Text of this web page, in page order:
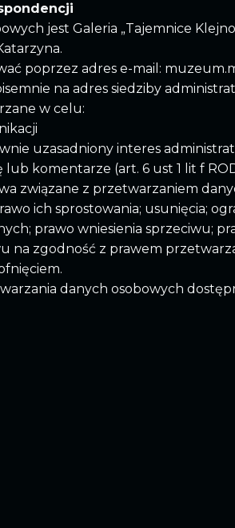
jest Galeria „Tajemnice
poprzez adres e-mail:
na adres siedziby
w celu:
uzasadniony interes
komentarze (art. 6 ust 1 lit f
związane z przetwarzaniem
ich sprostowania; usunięcia;
prawo wniesienia sprzeciwu;
na zgodność z prawem
danych osobowych